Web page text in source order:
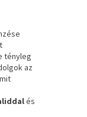
tényleg
az
és